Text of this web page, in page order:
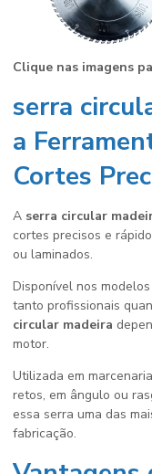
Clique nas imagens
serra
a
Cortes
A serra circular
cortes precisos e
ou laminados.
Disponível nos
tanto profissionais
circular madeira
motor.
Utilizada em
retos, em ângulo ou
essa serra uma das
fabricação.